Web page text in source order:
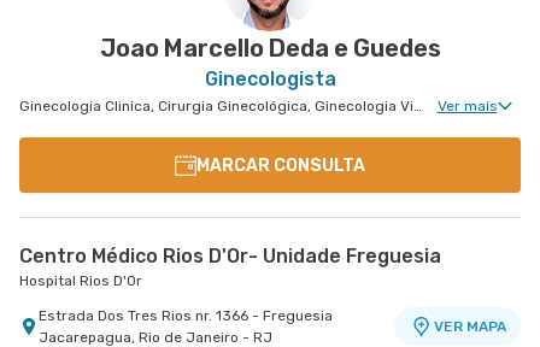
Joao Marcello Deda e Guedes
Ginecologista
Ginecologia Clinica, Cirurgia Ginecológica, Ginecologia Videohisteroscopia Ver mais
MARCAR CONSULTA
Centro Médico Rios D'Or- Unidade Freguesia
Hospital Rios D'Or
Estrada Dos Tres Rios nr. 1366 - Freguesia
Jacarepagua, Rio de Janeiro - RJ
VER MAPA